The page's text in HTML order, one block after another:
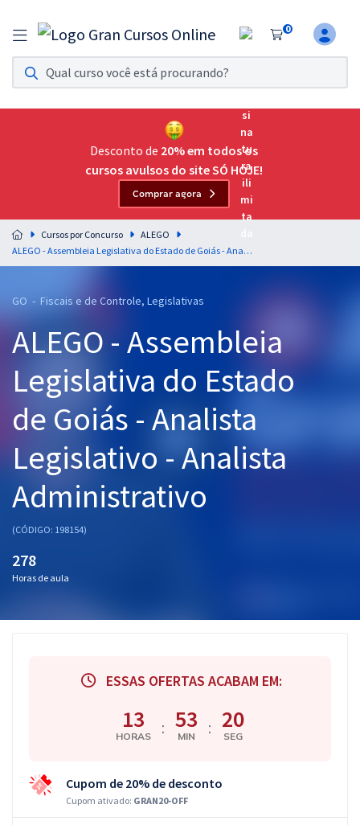
0
Assinatura Ilimitada 11
Acesso a todos os cursos. Teste grátis por 7 dias!
Assinatura OAB Até Passar
Acesso ilimitado a toda preparação para o Exame da
Residências Multiprofissionais
Preparação completa e intensiva para as principais
residências em saúde do Brasil
Cursos 20% OFF
Pós
Graduação
OAB
Mentorias
Questões grátis
Conteúdo gratuito
Aprovados
Desconto de 20% em todos os
cursos avulsos do site SÓ HOJE!
Comprar agora
Cursos por Concurso
ALEGO
ALEGO - Assembleia Legislativa do Estado de Goiás - Analista Legislativo - Analista Administrativo
GO - Fiscais e de Controle, Legislativas
ALEGO - Assembleia
Legislativa do Estado
de Goiás - Analista
Legislativo - Analista
Administrativo
(CÓDIGO: 198154)
278
Horas de aula
ESSAS OFERTAS ACABAM EM:
13
HORAS : 53
MIN : 19
SEG
Cupom de 20% de desconto
Cupom ativado: GRAN20-OFF